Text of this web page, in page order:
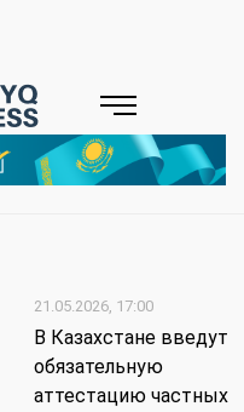
21.05.2026, 17:00
В Казахстане введут
обязательную
аттестацию частных